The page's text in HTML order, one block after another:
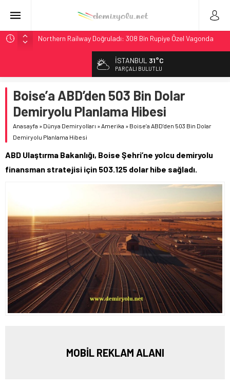
Northern Railway Doğruladı: 308 Bin Rupiye Özel Vagonda
Chicago’da Metra Polisi BVLOS Drone’larla Müdahale
NJ Transit’ten Tarihi Bütçe: 46 Yılın Rekoru Onaylandı
Rocky Mountain, Güneş Enerjili Tesisten İlk Rayı Sevk Etti
Brescia 426 Milyon Euro’luk Tramvay İnşaatına Başladı
İSTANBUL 31°C
PARÇALI BULUTLU
Boise’a ABD’den 503 Bin Dolar
Demiryolu Planlama Hibesi
Anasayfa » Dünya Demiryolları »Amerika » Boise’a ABD’den 503 Bin Dolar
Demiryolu Planlama Hibesi
ABD Ulaştırma Bakanlığı, Boise Şehri’ne yolcu demiryolu
finansman stratejisi için 503.125 dolar hibe sağladı.
MOBİL REKLAM ALANI